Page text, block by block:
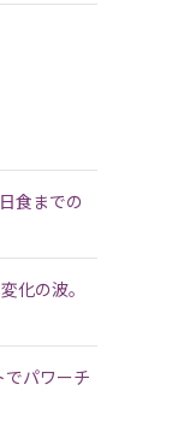
食までの
化の波。
パワーチ